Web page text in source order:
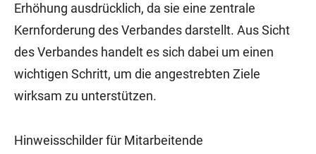
Erhöhung ausdrücklich, da sie eine zentrale
Kernforderung des Verbandes darstellt. Aus Sicht
des Verbandes handelt es sich dabei um einen
wichtigen Schritt, um die angestrebten Ziele
wirksam zu unterstützen.
Hinweisschilder für Mitarbeitende